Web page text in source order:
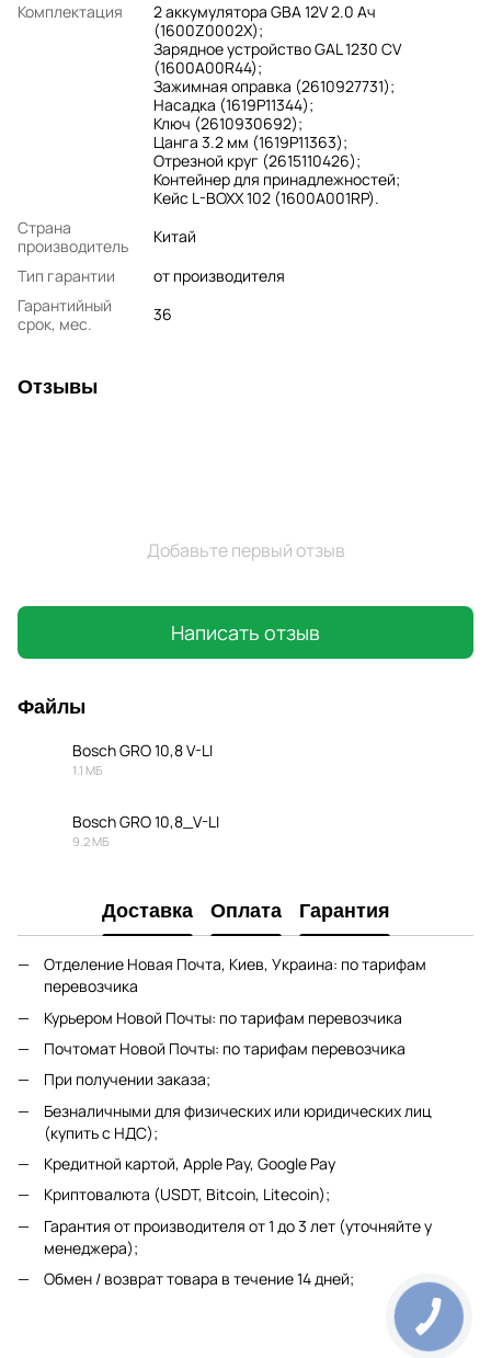
Комплектация
2 аккумулятора GBA 12V 2.0 Ач
(1600Z0002X);
Зарядное устройство GAL 1230 CV
(1600A00R44);
Зажимная оправка (2610927731);
Насадка (1619P11344);
Ключ (2610930692);
Цанга 3.2 мм (1619P11363);
Отрезной круг (2615110426);
Контейнер для принадлежностей;
Кейс L-BOXX 102 (1600A001RP).
Страна
производитель
Китай
Тип гарантии
от производителя
Гарантийный
срок, мес.
36
Отзывы
Добавьте первый отзыв
Написать отзыв
Файлы
Bosch GRO 10,8 V-LI
1.1 МБ
Bosch GRO 10,8_V-LI
9.2 МБ
Доставка Оплата Гарантия
Отделение Новая Почта, Киев, Украина: по тарифам
перевозчика
Курьером Новой Почты: по тарифам перевозчика
Почтомат Новой Почты: по тарифам перевозчика
При получении заказа;
Безналичными для физических или юридических лиц
(купить с НДС);
Кредитной картой, Apple Pay, Google Pay
Криптовалюта (USDT, Bitcoin, Litecoin);
Гарантия от производителя от 1 до 3 лет (уточняйте у
менеджера);
Обмен / возврат товара в течение 14 дней;